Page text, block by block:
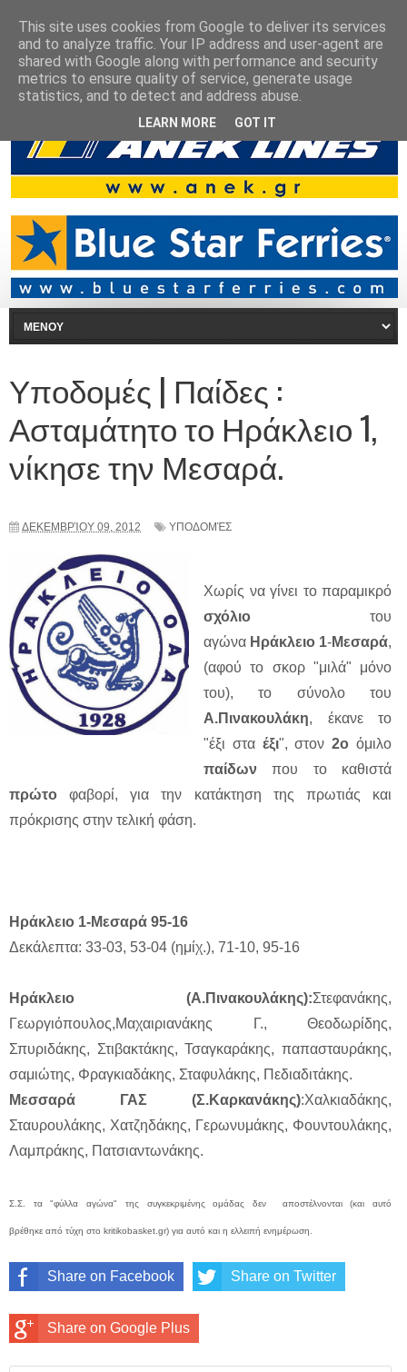
Υποδομές | Παίδες :
Ασταμάτητο το Ηράκλειο 1,
νίκησε την Μεσαρά.
ΔΕΚΕΜΒΡΊΟΥ 09, 2012 ΥΠΟΔΟΜΈΣ
Χωρίς να γίνει το παραμικρό
σχόλιο του
αγώνα Ηράκλειο 1-Μεσαρά,
(αφού το σκορ "μιλά" μόνο
του), το σύνολο του
Α.Πινακουλάκη, έκανε το
"έξι σταέξι", στον 2ο όμιλο
παίδωνπου το καθιστά
πρώτοφαβορί, για την κατάκτηση της πρωτιάς και
πρόκρισης στην τελική φάση.
Ηράκλειο 1-Μεσαρά 95-16
Δεκάλεπτα: 33-03, 53-04 (ημίχ.), 71-10, 95-16
Ηράκλειο (Α.Πινακουλάκης):Στεφανάκης,
Γεωργιόπουλος,Μαχαιριανάκης Γ., Θεοδωρίδης,
Σπυριδάκης, Στιβακτάκης, Τσαγκαράκης, παπασταυράκης,
σαμιώτης, Φραγκιαδάκης, Σταφυλάκης, Πεδιαδιτάκης.
Μεσσαρά ΓΑΣ (Σ.Kαρκανάκης):Χαλκιαδάκης,
Σταυρουλάκης, Χατζηδάκης, Γερωνυμάκης, Φουντουλάκης,
Λαμπράκης, Πατσιαντωνάκης.
Σ.Σ. τα "φύλλα αγώνα" της συγκεκριμένης ομάδας δεν αποστέλνονται (και αυτό
βρέθηκε από τύχη στο kritikobasket.gr) για αυτό και η ελλειπή ενημέρωση.
Share on Facebook Share on Twitter
Share on Google Plus
This site uses cookies from Google to deliver its services
and to analyze traffic. Your IP address and user-agent are
shared with Google along with performance and security
metrics to ensure quality of service, generate usage
statistics, and to detect and address abuse.
LEARN MORE GOT IT